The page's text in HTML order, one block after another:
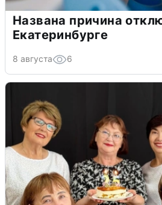
Названа причина
Екатеринбурге
8 августа 6